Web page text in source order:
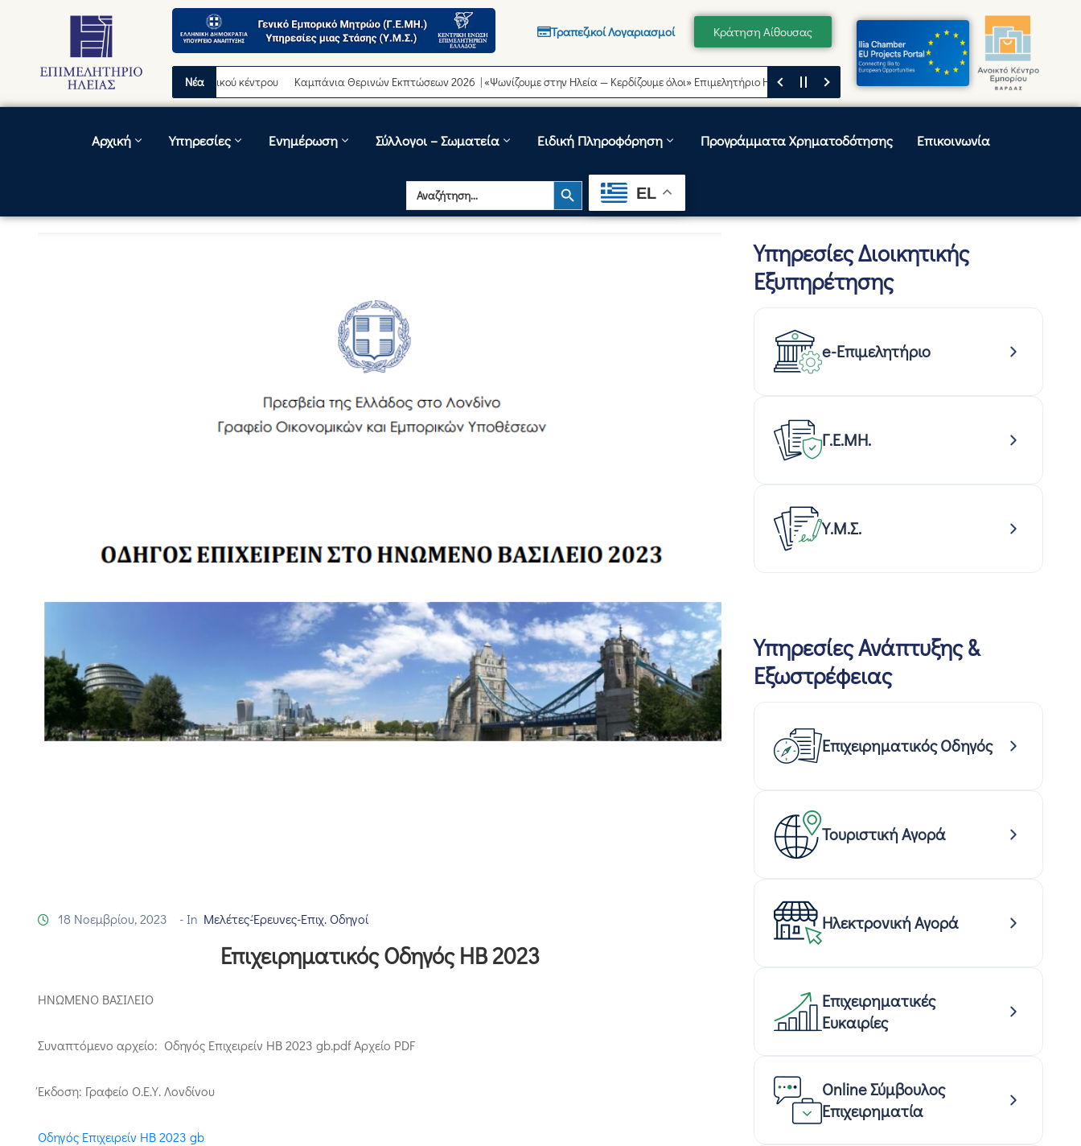
Τραπεζικοί Λογαριασμοί Κράτηση Αίθουσας
Νέα
διακοπή λειτουργίας τηλεφωνικού κέντρου Καμπάνια Θερινών Εκπτώσεων 2026 | «Ψωνίζουμε στην Ηλεία — Κερδίζουμε όλοι» Επιμελητήριο Ηλείας Μήνυμα του Προέδρου του Επιμελητηρίου Ηλείας,
Αρχική Υπηρεσίες Ενημέρωση Σύλλογοι – Σωματεία Ειδική Πληροφόρηση Προγράμματα Χρηματοδότησης Επικοινωνία
Search
for:
Search Button
EL
18 Νοεμβρίου, 2023 - In Μελέτες-Έρευνες-Επιχ. Οδηγοί
Επιχειρηματικός Οδηγός ΗΒ 2023
ΗΝΩΜΕΝΟ ΒΑΣΙΛΕΙΟ
Συναπτόμενο αρχείο: Οδηγός Επιχειρείν HB 2023 gb.pdf Αρχείο PDF
Έκδοση: Γραφείο Ο.Ε.Υ. Λονδίνου
Οδηγός Επιχειρείν HB 2023 gb
Υπηρεσίες Διοικητικής
Εξυπηρέτησης
e-Επιμελητήριο
Γ.Ε.ΜΗ.
Υ.Μ.Σ.
Υπηρεσίες Ανάπτυξης &
Εξωστρέφειας
Επιχειρηματικός Οδηγός
Τουριστική Αγορά
Ηλεκτρονική Αγορά
Επιχειρηματικές
Ευκαιρίες
Online Σύμβουλος
Επιχειρηματία